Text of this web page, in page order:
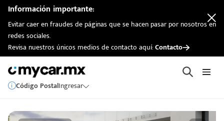
Información importante:
Evitar caer en fraudes de páginas que se hacen pasar por nosotros en
redes sociales.
Revisa nuestros únicos medios de contacto aquí:Contacto
Código PostalIngresar